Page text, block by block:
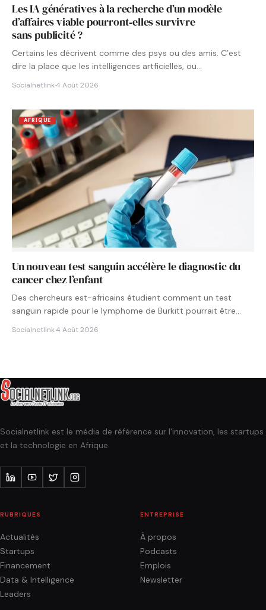
Les IA génératives à la recherche d’un modèle
d’affaires viable pourront‑elles survivre
sans publicité ?
Certains les décrivent comme des psys ou des amis. C’est
dire la place que les intelligences artficielles, ou…
Socialnetlink·4 Août 2026
AFRIQUE
Un nouveau test sanguin accélère le diagnostic du
cancer chez l’enfant
Des chercheurs est-africains étudient comment un test
sanguin rapide pour le lymphome de Burkitt pourrait être
Socialnetlink·4 Août 2026
Socialnetlink est le média de référence sur l'innovation, les startups
et la technologie en Afrique.
RUBRIQUES
Actualités
Startups
Financement
Data & Intelligence
Leaders
ENTREPRISE
À propos
Podcasts
Emplois
Newsletter